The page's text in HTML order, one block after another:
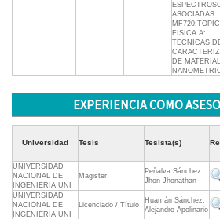
ASOCIADAS
FISICA A:
TECNICAS
DE
EXPERIENCIA COMO
Universidad Tesis Tesista(s)
UNIVERSIDAD
NACIONAL DE
INGENIERIA UNI
Magister
Peñalva Sánchez
Jhon Jhonathan
UNIVERSIDAD
NACIONAL DE
INGENIERIA UNI
Licenciado / Título
Huamán Sánchez,
Alejandro Apolinario